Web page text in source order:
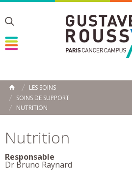
Toggle
Toggle
Toggle
ACCUEIL
LES SOINS
SOINS DE SUPPORT
NUTRITION
Nutrition
Responsable
Dr Bruno Raynard